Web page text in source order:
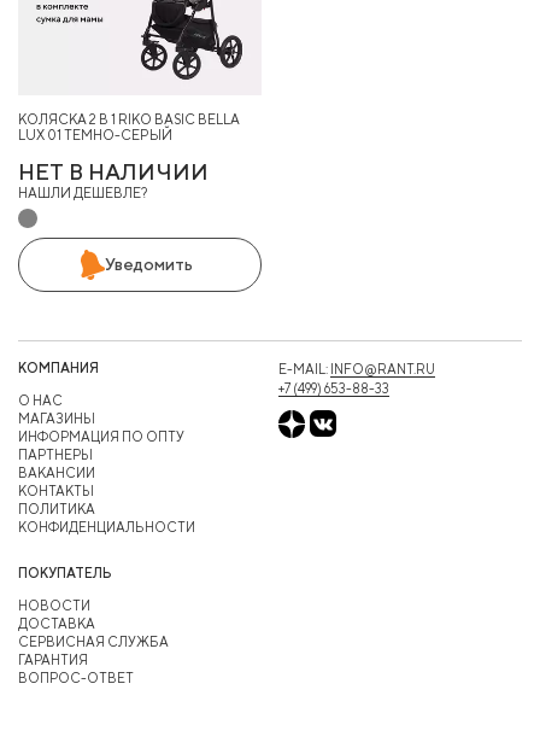
КОЛЯСКА 2 В 1 RIKO BASIC BELLA
LUX 01 ТЕМНО-СЕРЫЙ
НЕТ В НАЛИЧИИ
НАШЛИ ДЕШЕВЛЕ?
Уведомить
КОМПАНИЯ
О НАС
МАГАЗИНЫ
ИНФОРМАЦИЯ ПО ОПТУ
ПАРТНЕРЫ
ВАКАНСИИ
КОНТАКТЫ
ПОЛИТИКА
КОНФИДЕНЦИАЛЬНОСТИ
ПОКУПАТЕЛЬ
НОВОСТИ
ДОСТАВКА
СЕРВИСНАЯ СЛУЖБА
ГАРАНТИЯ
ВОПРОС-ОТВЕТ
E-MAIL: INFO@RANT.RU
+7 (499) 653-88-33